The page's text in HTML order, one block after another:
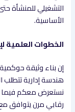
التشغيلي للمنشأة
الأساسية.
الخطوات العلمية
إن بناء وثيقة
هندسة إدارية تتطلب
نستعرض معكم فيما
رقابي مرن يتوافق